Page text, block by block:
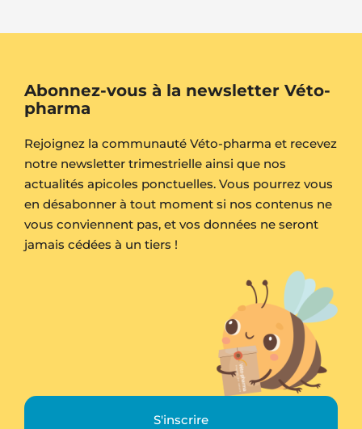
Abonnez-vous à la newsletter Véto-
pharma
Rejoignez la communauté Véto-pharma et recevez
notre newsletter trimestrielle ainsi que nos
actualités apicoles ponctuelles. Vous pourrez vous
en désabonner à tout moment si nos contenus ne
vous conviennent pas, et vos données ne seront
jamais cédées à un tiers !
S'inscrire